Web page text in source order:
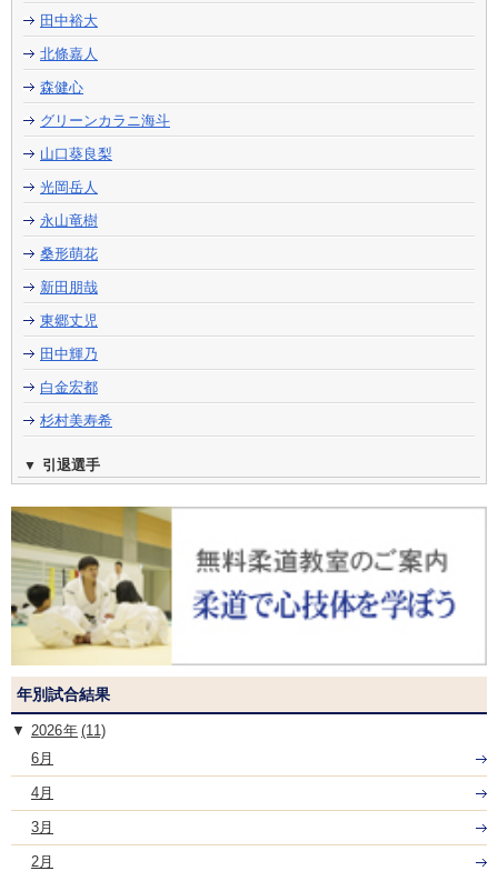
田中裕大
北條嘉人
森健心
グリーンカラニ海斗
山口葵良梨
光岡岳人
永山竜樹
桑形萌花
新田朋哉
東郷丈児
田中輝乃
白金宏都
杉村美寿希
引退選手
年別試合結果
2026
(11)
6月
4月
3月
2月